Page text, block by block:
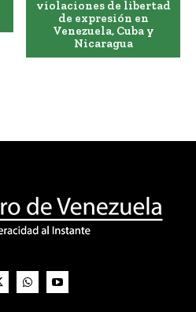
violaciones de libertad
de expresión en
Venezuela, Cuba y
Nicaragua